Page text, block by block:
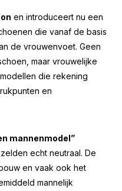
en introduceert nu een
die vanaf de basis
de vrouwenvoet. Geen
maar vrouwelijke
die rekening
en
mannenmodel”
echt neutraal. De
en vaak ook het
mannelijk